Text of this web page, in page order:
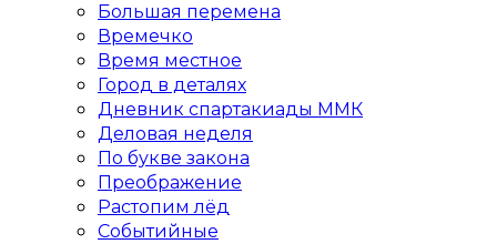
Большая перемена
Времечко
Время местное
Город в деталях
Дневник спартакиады ММК
Деловая неделя
По букве закона
Преображение
Растопим лёд
Событийные